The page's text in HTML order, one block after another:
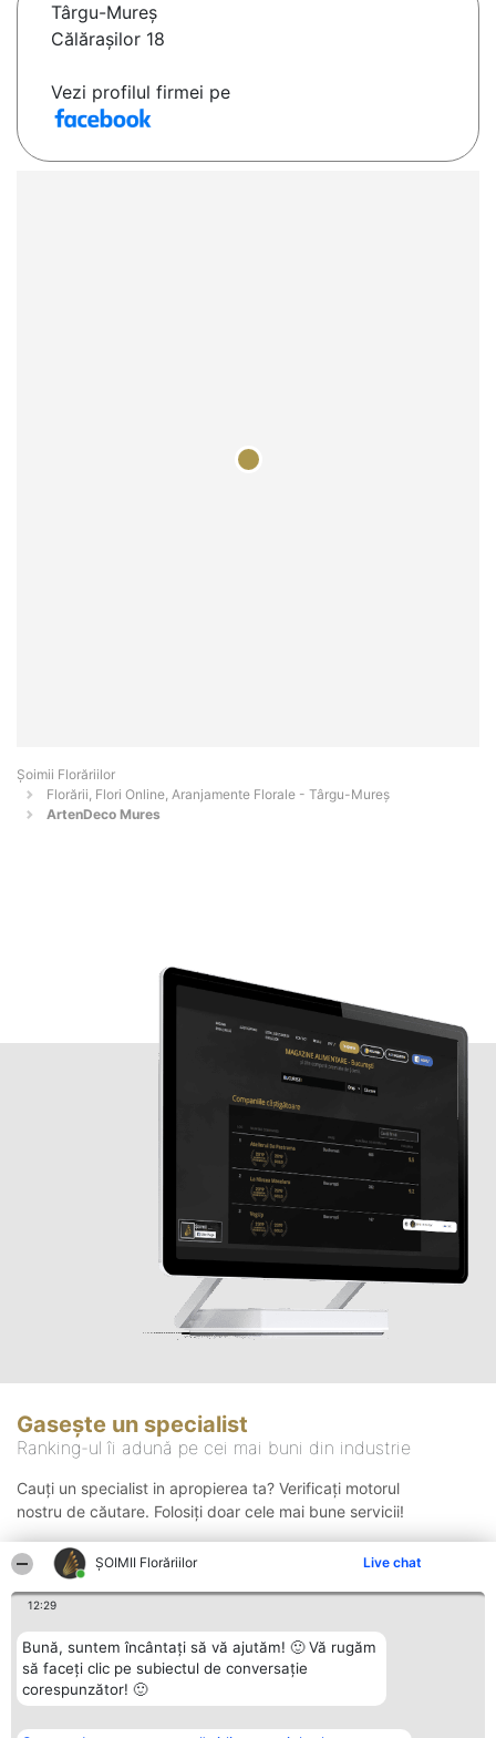
ȘOIMII Florăriilor Live chat
12:29
Bună, suntem încântați să vă ajutăm! 🙂 Vă rugăm
să faceți clic pe subiectul de conversație
corespunzător! 🙂
Târgu-Mureş
Călărașilor 18
Vezi profilul firmei pe
Șoimii Florăriilor
Florării, Flori Online, Aranjamente Florale - Târgu-Mureş
ArtenDeco Mures
Gasește un specialist
Ranking-ul îi adună pe cei mai buni din industrie
Cauți un specialist in apropierea ta? Verificați motorul
nostru de căutare. Folosiți doar cele mai bune servicii!